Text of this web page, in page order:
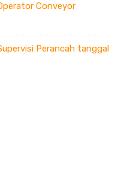
Conveyor
Perancah tanggal